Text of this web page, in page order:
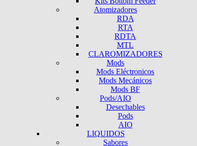
Atomizadores
RDA
RTA
RDTA
MTL
CLAROMIZADORES
Mods
Mods Eléctronicos
Mods Mecánicos
Mods BF
Pods/AIO
Desechables
Pods
AIO
LIQUIDOS
Sabores